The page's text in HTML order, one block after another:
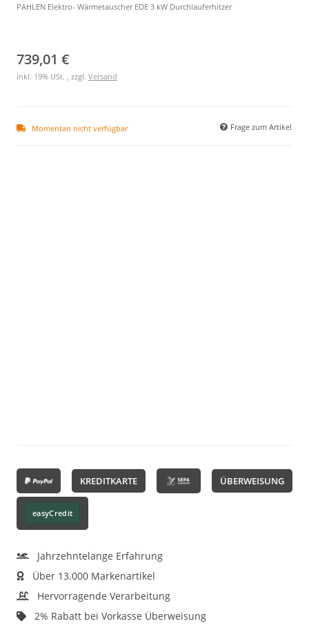
PAHLEN Elektro- Wärmetauscher EDE 3 kW Durchlauferhitzer
739,01 €
inkl. 19% USt. , zzgl. Versand
Momentan nicht verfügbar Frage zum Artikel
KREDITKARTE ÜBERWEISUNG
easyCredit
Jahrzehntelange Erfahrung
Über 13.000 Markenartikel
Hervorragende Verarbeitung
2% Rabatt bei Vorkasse Überweisung